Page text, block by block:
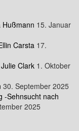
Hußmann 15. Januar
Carsta 17.
Clark 1. Oktober
30. September 2025
-Sehnsucht nach
2025